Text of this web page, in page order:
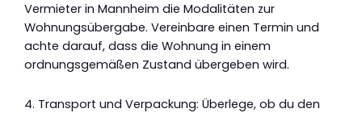
Vermieter in Mannheim die Modalitäten zur
Wohnungsübergabe. Vereinbare einen Termin und
achte darauf, dass die Wohnung in einem
ordnungsgemäßen Zustand übergeben wird.
4. Transport und Verpackung: Überlege, ob du den